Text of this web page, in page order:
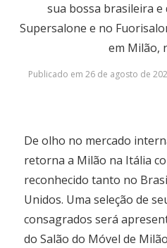
sua bossa brasileira
Supersalone e no
em Milão,
Publicado em 26 de agosto de
De olho no mercado
retorna a Milão na Itália
reconhecido tanto no
Unidos. Uma seleção de
consagrados será
do Salão do Móvel de